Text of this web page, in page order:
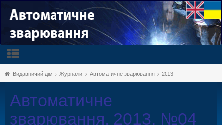
Видавничий дім Журнали Автоматичне зварювання 2013
Автоматичне
зварювання, 2013, №04